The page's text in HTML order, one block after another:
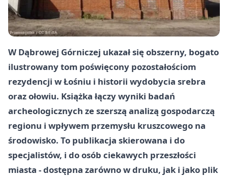
W Dąbrowej Górniczej ukazał się obszerny, bogato
ilustrowany tom poświęcony pozostałościom
rezydencji w Łośniu i historii wydobycia srebra
oraz ołowiu. Książka łączy wyniki badań
archeologicznych ze szerszą analizą gospodarczą
regionu i wpływem przemysłu kruszcowego na
środowisko. To publikacja skierowana i do
specjalistów, i do osób ciekawych przeszłości
miasta - dostępna zarówno w druku, jak i jako plik